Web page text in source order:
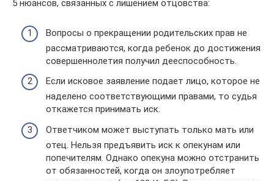
5 нюансов, связанных с лишением отцовства:
Вопросы о прекращении родительских прав не
рассматриваются, когда ребенок до достижения
совершеннолетия получил дееспособность.
Если исковое заявление подает лицо, которое не
наделено соответствующими правами, то судья
откажется принимать иск.
Ответчиком может выступать только мать или
отец. Нельзя предъявить иск к опекунам или
попечителям. Однако опекуна можно отстранить
от обязанностей, когда он злоупотребляет